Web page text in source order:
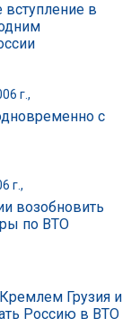
вступление в
г.,
с
г.,
возобновить
по ВТО
Грузия и
Россию в ВТО